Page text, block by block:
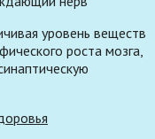
уровень веществ
роста мозга,